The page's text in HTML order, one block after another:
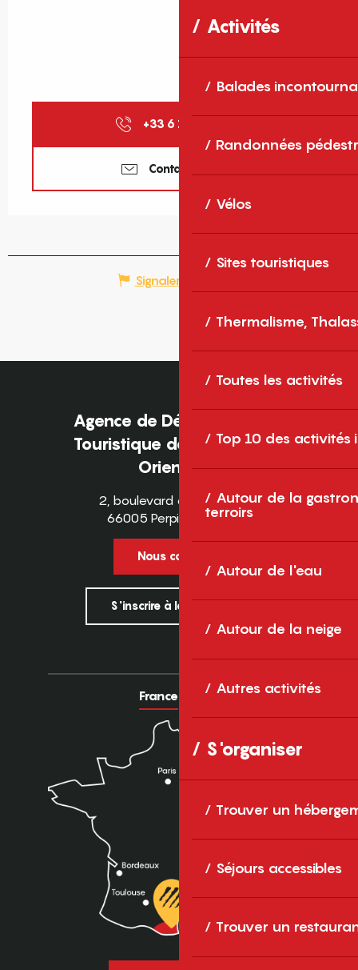
Activités
Balades
Randonnées
Vélos
Sites touristiques
Thermalisme,
Toutes les activités
Top 10 des activités
Autour de la
terroirs
Autour de l'eau
Autour de la neige
Autres activités
S'organiser
Trouver un
Séjours accessibles
Trouver un
+33 6 12 41 51
Contactez-nous
Signaler une erreur
Agence de Développement
Touristique des Pyrénées-
Orientales
2, boulevard des Pyrénées
66005 Perpignan Cedex
Nous contacter
S'inscrire à la newsletter
France Europe